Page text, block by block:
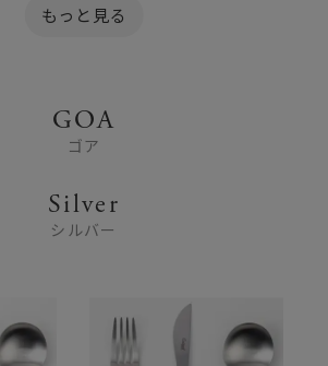
れた独創的なデザインはオートメーシ
日本向けには小さなサイズの製品を作
地域にあわせデザインしていることも
た目からは想像がつかない驚きの使
GOA
ゴア
Silver
シルバー